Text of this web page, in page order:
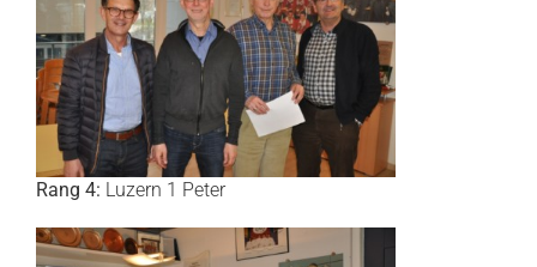
Rang 4: Luzern 1 Peter